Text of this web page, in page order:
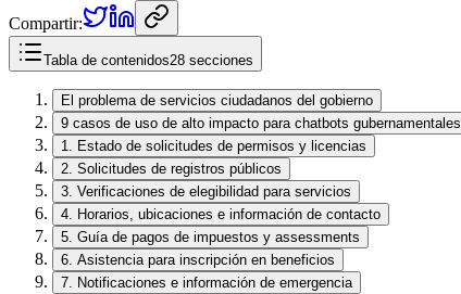
Compartir:
Tabla de contenidos28 secciones
El problema de servicios ciudadanos del gobierno
9 casos de uso de alto impacto para chatbots gubernamentales
1. Estado de solicitudes de permisos y licencias
2. Solicitudes de registros públicos
3. Verificaciones de elegibilidad para servicios
4. Horarios, ubicaciones e información de contacto
5. Guía de pagos de impuestos y assessments
6. Asistencia para inscripción en beneficios
7. Notificaciones e información de emergencia